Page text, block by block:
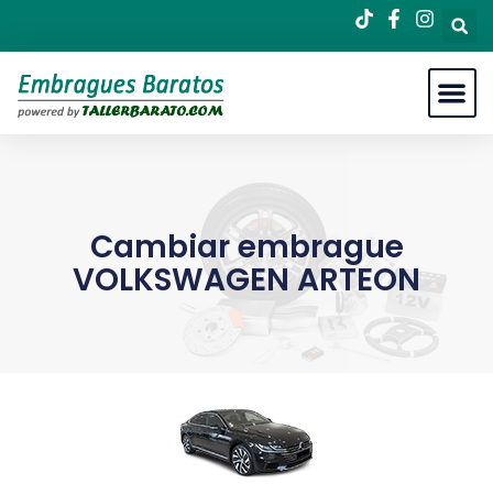
Cambiar embrague
VOLKSWAGEN ARTEON